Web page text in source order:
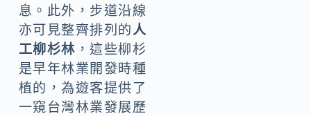
息。此外，步道沿線
亦可見整齊排列的人
工柳杉林 ，這些柳杉
是早年林業開發時種
植的，為遊客提供了
一窺台灣林業發展歷